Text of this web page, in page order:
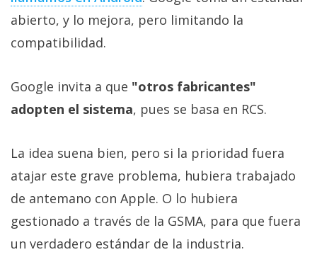
abierto, y lo mejora, pero limitando la
compatibilidad.
Google invita a que "otros fabricantes"
adopten el sistema, pues se basa en RCS.
La idea suena bien, pero si la prioridad fuera
atajar este grave problema, hubiera trabajado
de antemano con Apple. O lo hubiera
gestionado a través de la GSMA, para que fuera
un verdadero estándar de la industria.